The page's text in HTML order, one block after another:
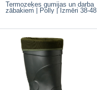
Termozeķes gumijas un darba
zābakiem | Polly | Izmēri 38-48